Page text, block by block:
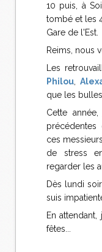
10 puis, à
tombé et les
Gare de l'Est.
Reims, nous
Les
Philou,
que les
Cette
ces
de stress
regarder les
Dès lundi
suis
En
fêtes...